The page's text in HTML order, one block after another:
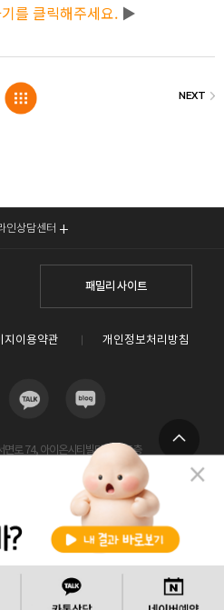
를 클릭해주세요. ▶
TOP
전화상담 카톡상담
인상담센터
패밀리 사이트
지이용약관 개인정보처리방침
면로 74, 아이온시티빌딩 13~15층
김남철 / 대표전화번호 / 1577-3653
구 센텀2로 20(우동) 센텀타워메디컬 14층
구 서초대로52길 7, 3~4층(서초동, 제일빌딩) /
rights reserved.